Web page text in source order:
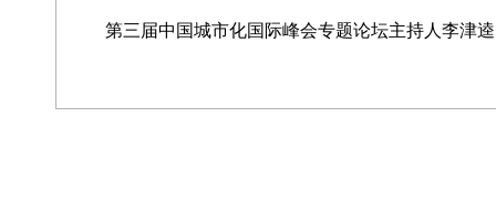
第三届中国城市化国际峰会专题论坛主持人李津逵